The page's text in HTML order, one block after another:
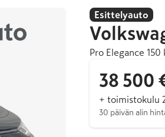
Esittelyauto
Pro Elegance
38 500
+ toimistokulu
30 päivän alin